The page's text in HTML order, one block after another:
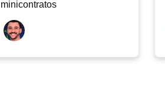
minicontratos